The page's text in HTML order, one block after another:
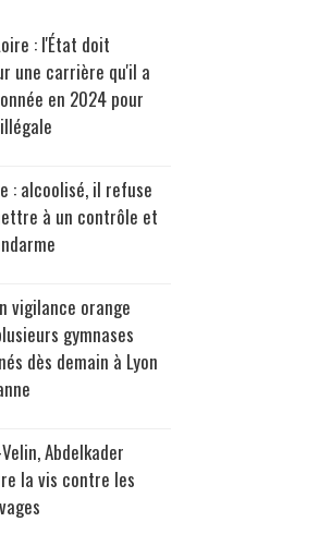
: l'État doit
une carrière qu'il a
en 2024 pour
: alcoolisé, il refuse
à un contrôle et
vigilance orange
gymnases
dès demain à Lyon
Abdelkader
la vis contre les